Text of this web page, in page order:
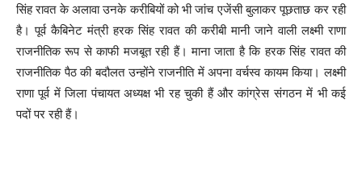
सिंह रावत के अलावा उनके करीबियों को भी जांच एजेंसी बुलाकर पूछताछ कर रही
है। पूर्व कैबिनेट मंत्री हरक सिंह रावत की करीबी मानी जाने वाली लक्ष्मी राणा
राजनीतिक रूप से काफी मजबूत रही हैं। माना जाता है कि हरक सिंह रावत की
राजनीतिक पैठ की बदौलत उन्होंने राजनीति में अपना वर्चस्व कायम किया। लक्ष्मी
राणा पूर्व में जिला पंचायत अध्यक्ष भी रह चुकी हैं और कांग्रेस संगठन में भी कई
पदों पर रही हैं।